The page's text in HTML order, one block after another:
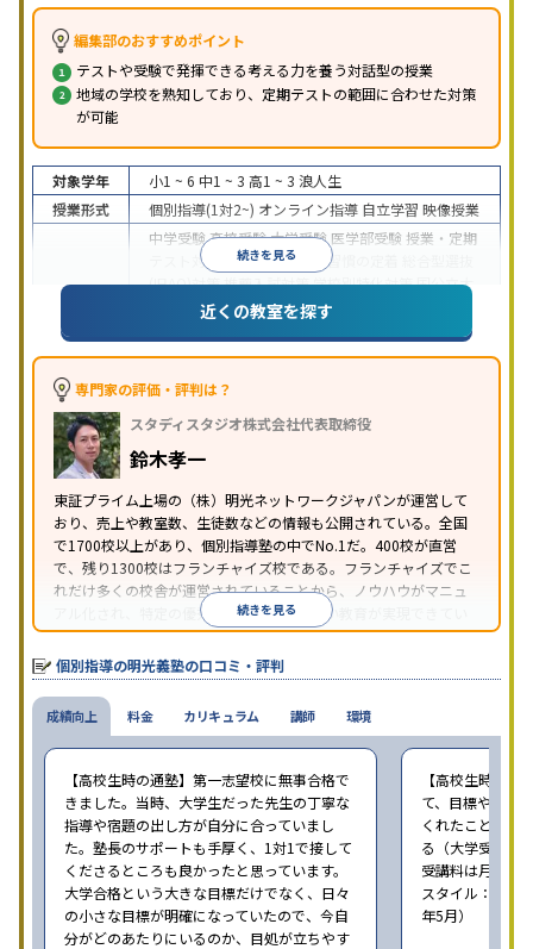
編集部のおすすめポイント
テストや受験で発揮できる考える力を養う対話型の授業
地域の学校を熟知しており、定期テストの範囲に合わせた対策
が可能
続きを見る
対象学年 小1 ~ 6 中1 ~ 3 高1 ~ 3 浪人生
授業形式
個別指導(1対2~) オンライン指導 自立学習 映像授業
中学受験高校受験大学受験 医学部受験 授業・定期
テスト対策
内申点対策 学習習慣の定着
(旧AO)対策推薦入試対策学校別特化対策国公立大
私大対策共通テスト対策
英語・英会話特化
対策その他科目別特化対策
特徴
中高一貫校生に対応
の振替可能
を利用オンライン対応1科目から受講可能
習のみの受講可
り
※2023年3月調査。小学校高学年の個別指導塾アンケート調査方法を参
近くの教室を探す
専門家の評価・評判は？
スタディスタジオ株式会社代表取締役
鈴木孝一
東証プライム上場の（株）明光ネットワークジャパンが運営して
おり、売上や教室数、生徒数などの情報も公開されている。全国
で1700校以上があり、個別指導塾の中でNo.1だ。400校が直営
で、残り1300校はフランチャイズ校である。フランチャイズでこ
れだけ多くの校舎が運営されていることから、ノウハウがマニュ
アル化され、特定の優秀な人材に依存しない教育が実現できてい
ることが推測される。
続きを見る
個別指導の明光義塾の口コミ・評判
成績向上
【高校生時の通塾】第一志望校に無事合格で
きました。当時、大学生だった先生の丁寧な
指導や宿題の出し方が自分に合っていまし
た。塾長のサポートも手厚く、1対1で接して
くださるところも良かったと思っています。
大学合格という大きな目標だけでなく、日々
の小さな目標が明確になっていたので、今自
分がどのあたりにいるのか、目処が立ちやす
【高校生時の通
て、目標や勉強
くれたことが、
る（大学受験で
受講料は月
スタイル：個別
年5月）
料金 カリキュラム 講師 環境